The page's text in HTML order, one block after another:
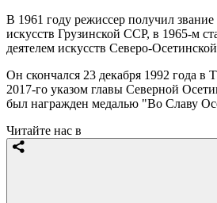
В 1961 году режиссер получил звание
искусств Грузинской ССР, в 1965-м
деятелем искусств Северо-
Он скончался 23 декабря 1992 года в
2017-го указом главы Северной
был награжден медалью "Во Славу
Читайте нас в